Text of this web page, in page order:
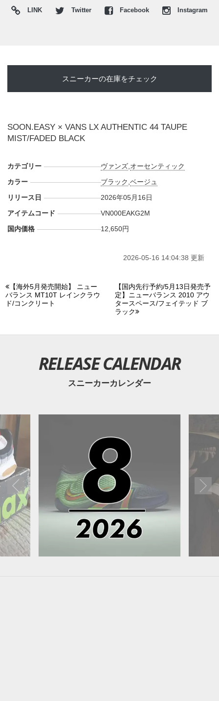
LINK Twitter Facebook Instagram
スニーカーの在庫をチェック
SOON.EASY × VANS LX AUTHENTIC 44 TAUPE
MIST/FADED BLACK
カテゴリー ヴァンズ オーセンティック
カラー
ブラック ,ベージュ
リリース日
2026年05月16日
アイテムコード
VN000EAKG2M
国内価格
12,650円
2026-05-16 14:04:38 更新
【海外5月発売開始】 ニュー
バランス MT10T レインクラウ
ド/コンクリート
【国内先行予約/5月13日発売予
定】ニューバランス 2010 アウ
タースペース/フェイテッド ブ
ラック
RELEASE CALENDAR
スニーカーカレンダー